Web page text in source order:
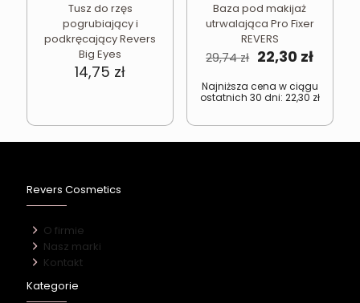
Tusz do rzęs
pogrubiający i
podkręcający Revers
Big Eyes
14,75 zł
Baza pod makijaż
utrwalająca Pro Fixer
REVERS
29,74zł Pierwotna
wynosiła:
29,74 zł.
22,30 zł
22,30
Najniższa cena w ciągu
ostatnich 30 dni: 22,30 zł
Revers Cosmetics
O firmie
Nasz marki
Kontakt
Kategorie